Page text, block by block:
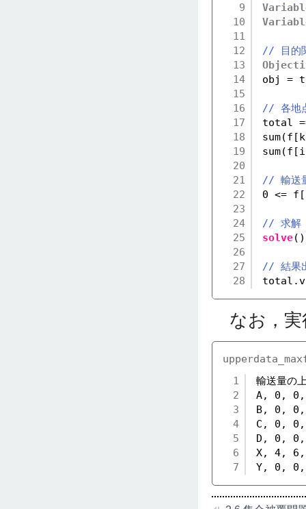
9
10
11
12
13
14
15
16
17
18
19
20
21
22
23
24
25
26
27
28
// 目的
obj =
// 各地
total
// 輸送
0 <=
// 求解
solve
// 結果
なお，実
1
2
3
4
5
6
7
輸送量
A, 0,
B, 0,
C, 0,
D, 0,
X, 4,
Y, 0,